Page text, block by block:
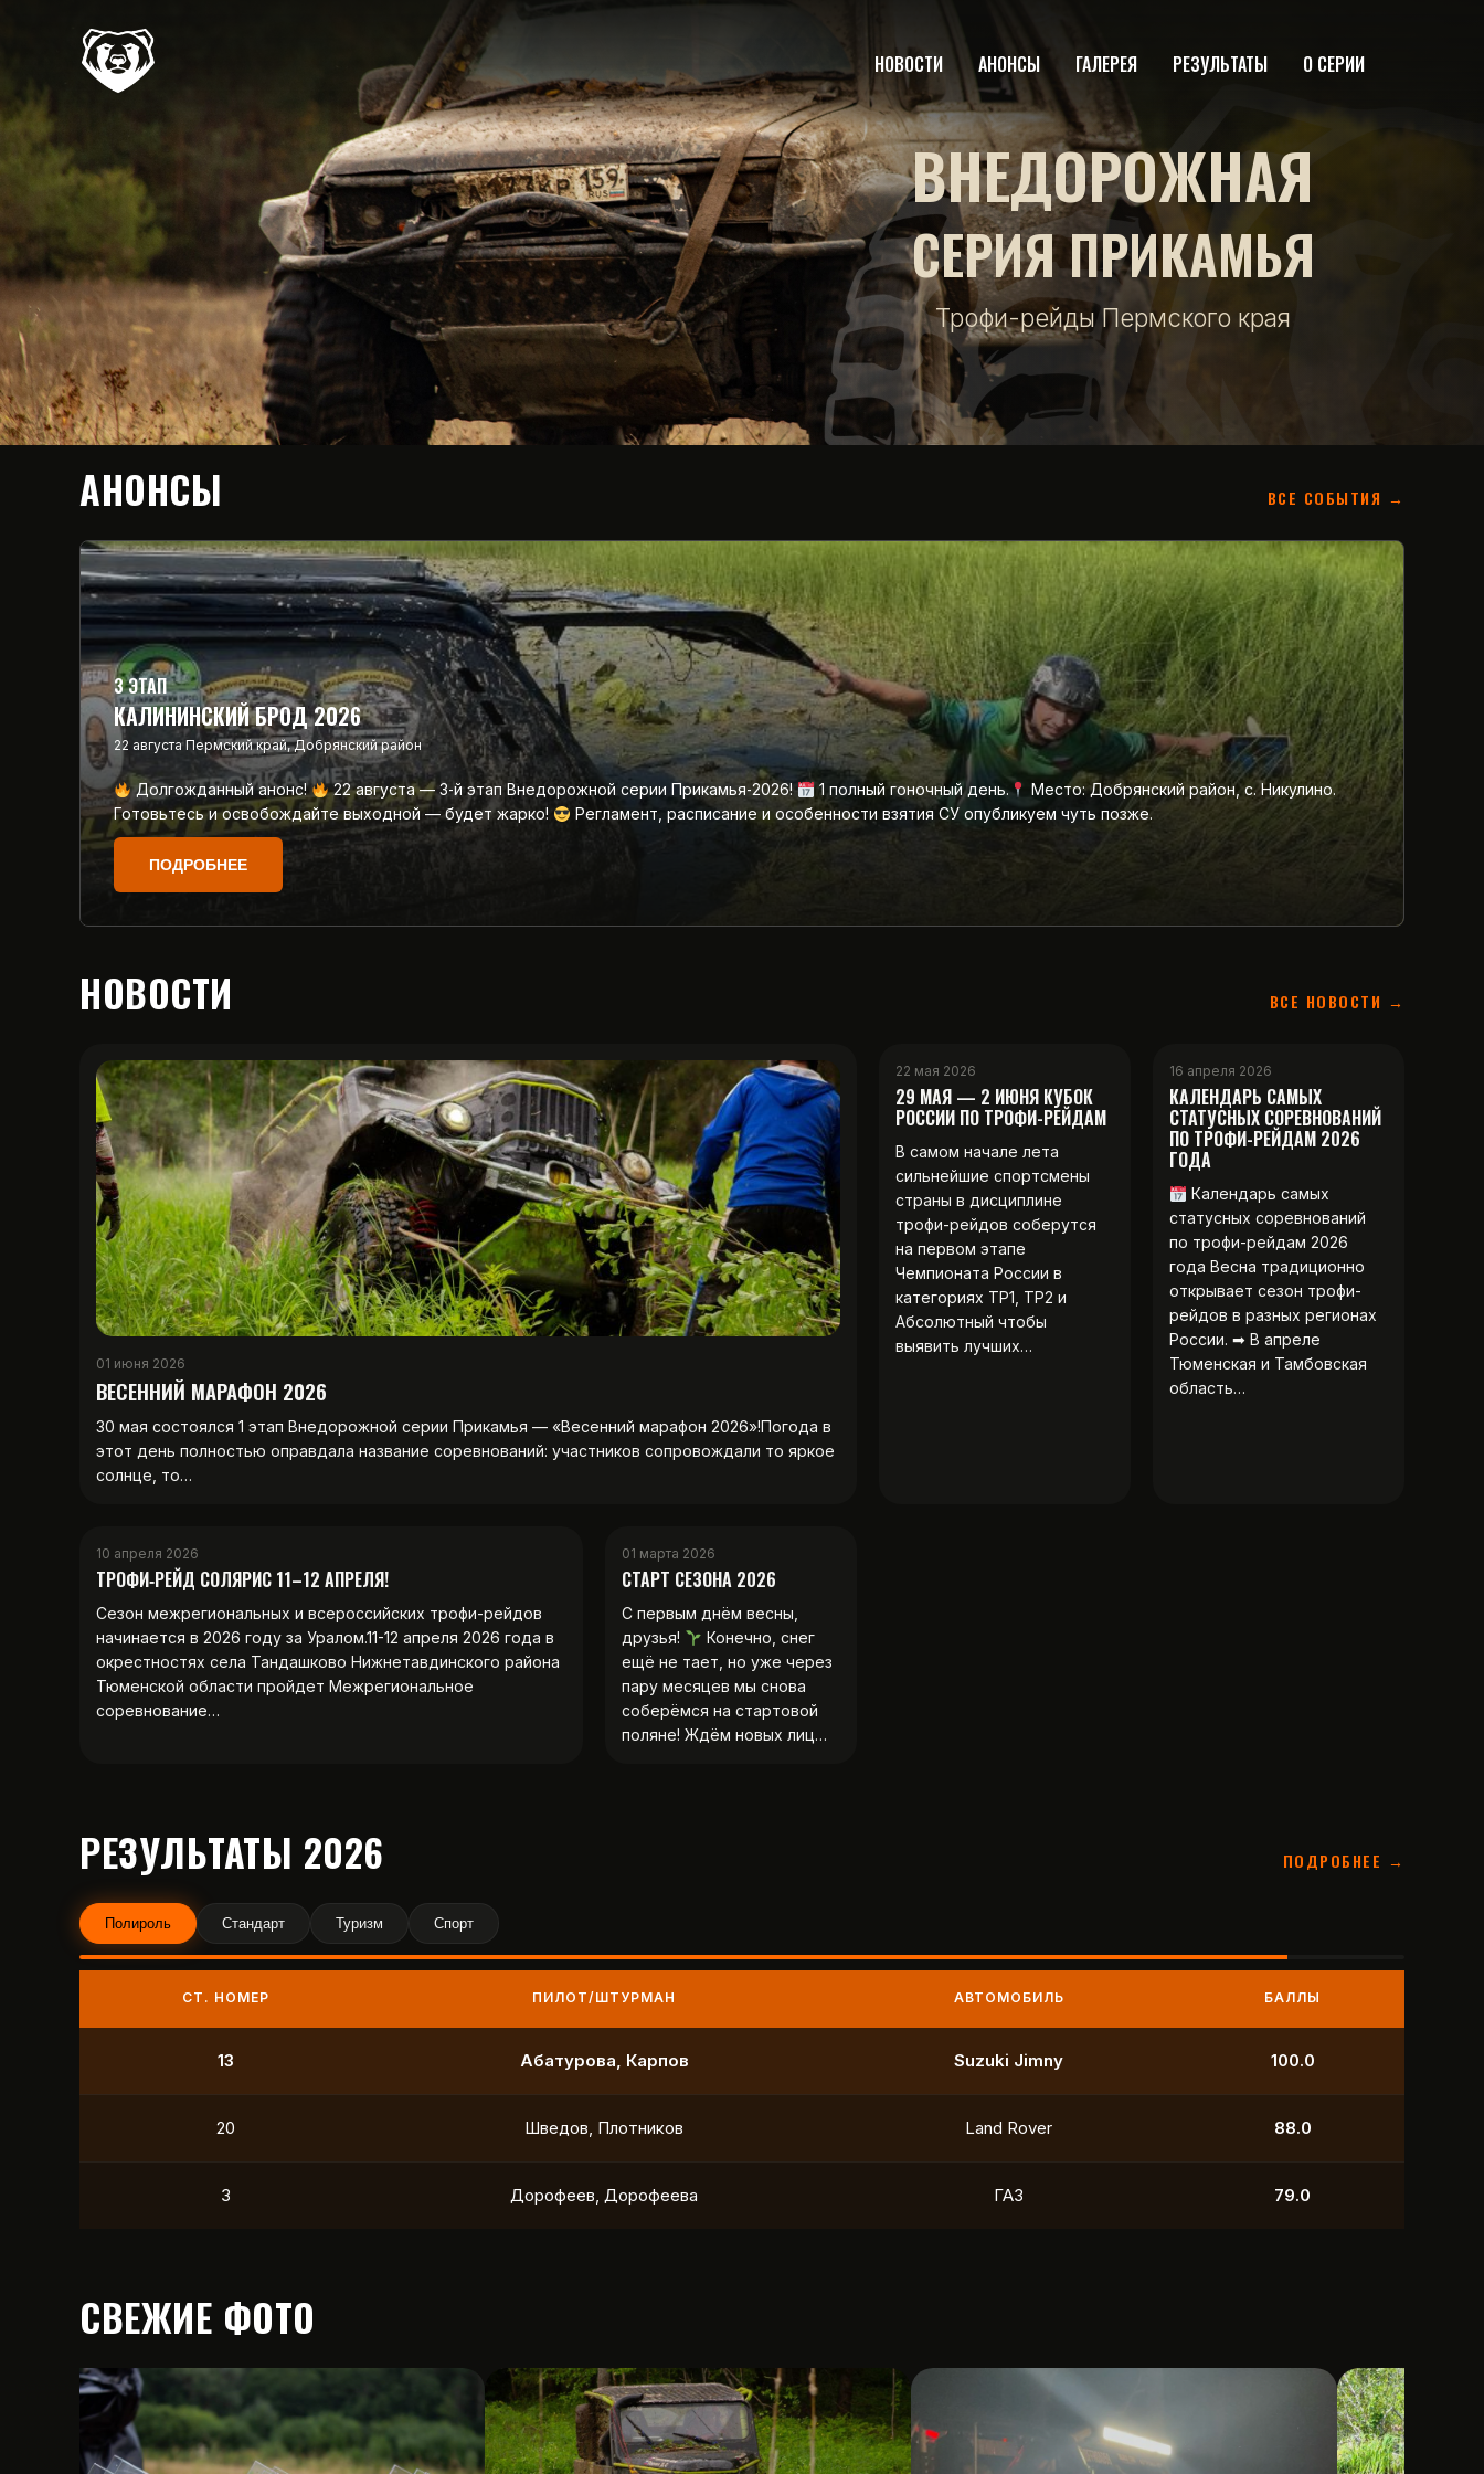
НОВОСТИ АНОНСЫ ГАЛЕРЕЯ РЕЗУЛЬТАТЫ О СЕРИИ
ВНЕДОРОЖНАЯ
СЕРИЯ ПРИКАМЬЯ
Трофи-рейды Пермского края
АНОНСЫ ВСЕ СОБЫТИЯ →
3 ЭТАП
КАЛИНИНСКИЙ БРОД 2026
22 августа Пермский край, Добрянский район
Долгожданный анонс! 22 августа — 3‑й этап Внедорожной серии Прикамья‑2026! 1 полный гоночный день.
Место: Добрянский район, с. Никулино.
Готовьтесь и освобождайте выходной — будет жарко!
Регламент, расписание и особенности взятия СУ опубликуем чуть позже.
ПОДРОБНЕЕ
НОВОСТИ ВСЕ НОВОСТИ →
01 июня 2026
ВЕСЕННИЙ МАРАФОН 2026
30 мая состоялся 1 этап Внедорожной серии Прикамья — «Весенний марафон 2026»!Погода в
этот день полностью оправдала название соревнований: участников сопровождали то яркое
солнце, то…
22 мая 2026
29 МАЯ — 2 ИЮНЯ КУБОК
РОССИИ ПО ТРОФИ-РЕЙДАМ
В самом начале лета
сильнейшие спортсмены
страны в дисциплине
трофи-рейдов соберутся
на первом этапе
Чемпионата России в
категориях ТР1, ТР2 и
Абсолютный чтобы
выявить лучших…
16 апреля 2026
КАЛЕНДАРЬ САМЫХ
СТАТУСНЫХ СОРЕВНОВАНИЙ
ПО ТРОФИ-РЕЙДАМ 2026
ГОДА
Календарь самых
статусных соревнований
по трофи-рейдам 2026
года Весна традиционно
открывает сезон трофи-
рейдов в разных регионах
России. ➡ В апреле
Тюменская и Тамбовская
область…
10 апреля 2026
ТРОФИ‑РЕЙД СОЛЯРИС 11–12 АПРЕЛЯ!
Сезон межрегиональных и всероссийских трофи-рейдов
начинается в 2026 году за Уралом.11-12 апреля 2026 года в
окрестностях села Тандашково Нижнетавдинского района
Тюменской области пройдет Межрегиональное
соревнование…
01 марта 2026
СТАРТ СЕЗОНА 2026
С первым днём весны,
друзья!
Конечно, снег
ещё не тает, но уже через
пару месяцев мы снова
соберёмся на стартовой
поляне! Ждём новых лиц…
РЕЗУЛЬТАТЫ 2026 ПОДРОБНЕЕ →
Полироль Стандарт Туризм Спорт
СТ. НОМЕР ПИЛОТ/ШТУРМАН АВТОМОБИЛЬ БАЛЛЫ
9 Маслов, Ходько УАЗ 250.0
21 Чистяков, Петухов УАЗ 211.0
12 Охотников, Фердман Toyota 118.5
СВЕЖИЕ ФОТО